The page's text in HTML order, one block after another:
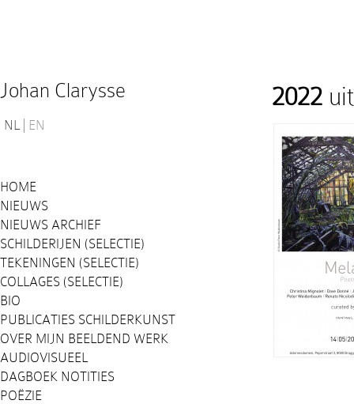
Johan Clarysse
NL EN
HOME
NIEUWS
NIEUWS ARCHIEF
SCHILDERIJEN (SELECTIE)
TEKENINGEN (SELECTIE)
COLLAGES (SELECTIE)
BIO
PUBLICATIES SCHILDERKUNST
OVER MIJN BEELDEND WERK
AUDIOVISUEEL
DAGBOEK NOTITIES
POËZIE
2022